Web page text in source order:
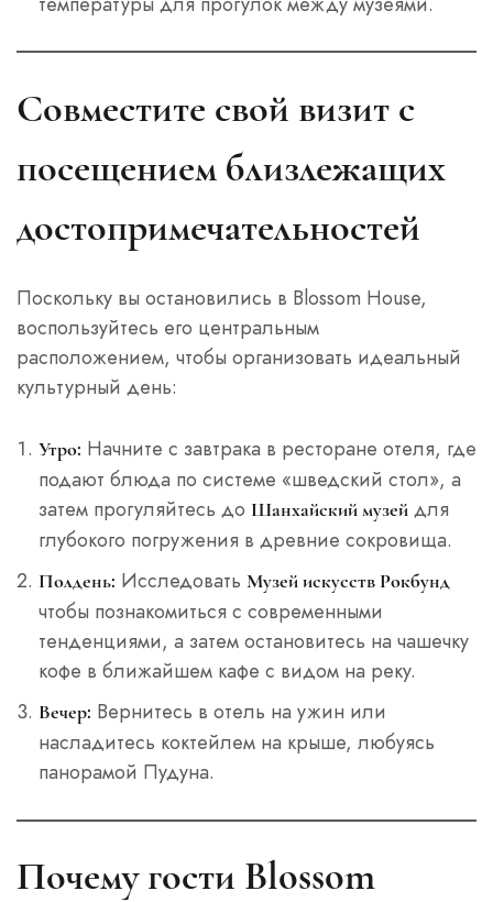
Совместите свой визит с
посещением близлежащих
достопримечательностей
Поскольку вы остановились в Blossom House,
воспользуйтесь его центральным
расположением, чтобы организовать идеальный
культурный день:
Утро: Начните с завтрака в ресторане отеля, где
подают блюда по системе «шведский стол», а
затем прогуляйтесь до Шанхайский музейдля
глубокого погружения в древние сокровища.
Полдень: Исследовать Музей искусств Рокбунд
чтобы познакомиться с современными
тенденциями, а затем остановитесь на чашечку
кофе в ближайшем кафе с видом на реку.
Вечер: Вернитесь в отель на ужин или
насладитесь коктейлем на крыше, любуясь
панорамой Пудуна.
Почему гости Blossom